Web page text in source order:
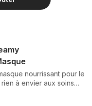
nourrissant pour le
rien à envier aux soins
ci. La formule de Spa